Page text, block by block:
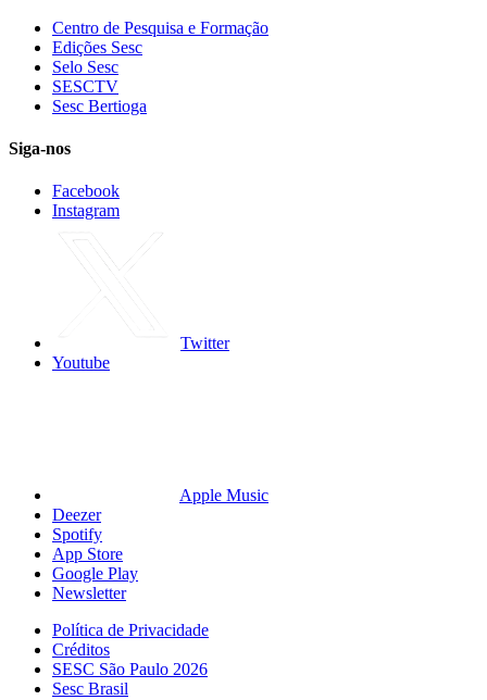
Centro de Pesquisa e Formação
Edições Sesc
Selo Sesc
SESCTV
Sesc Bertioga
Siga-nos
Facebook
Instagram
Twitter
Youtube
Apple Music
Deezer
Spotify
App Store
Google Play
Newsletter
Política de Privacidade
Créditos
SESC São Paulo 2026
Sesc Brasil